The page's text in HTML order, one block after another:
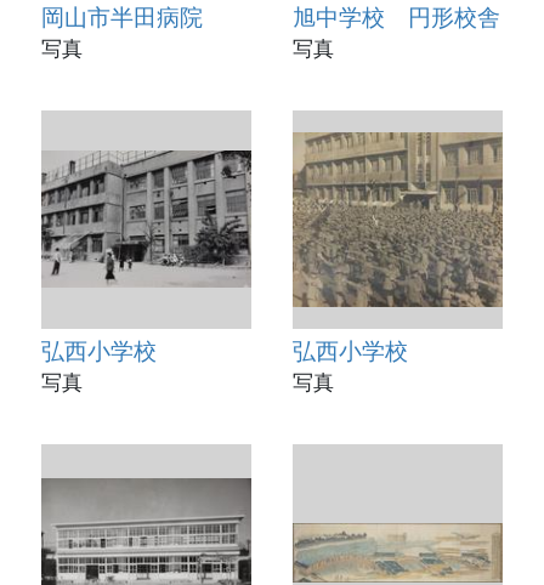
岡山市半田病院
写真
旭中学校 円形校舎
写真
弘西小学校
写真
弘西小学校
写真